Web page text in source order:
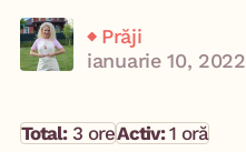
Prăji
ianuarie 10, 2022
Total:3 oreActiv:1 oră